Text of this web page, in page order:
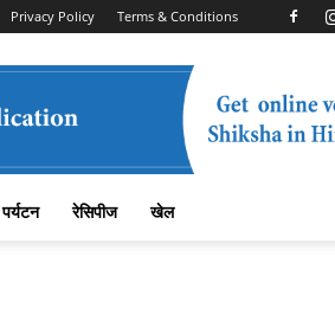
Privacy Policy Terms & Conditions
पर्यटन रेसिपीज खेल